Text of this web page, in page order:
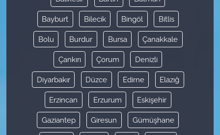
Bayburt Bilecik Bingöl Bitlis
Bolu Burdur Bursa Çanakkale
Çankırı Çorum Denizli
Diyarbakır Düzce Edirne Elazığ
Erzincan Erzurum Eskişehir
Gaziantep Giresun Gümüşhane